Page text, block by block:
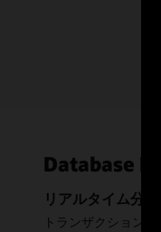
Database
リアルタイム分析
トランザクション